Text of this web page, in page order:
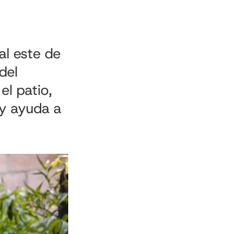
este de
patio,
ayuda a